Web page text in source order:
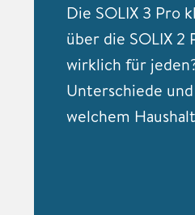
Die SOLIX 3 Pro
über die SOLIX
wirklich für
Unterschiede
welchem